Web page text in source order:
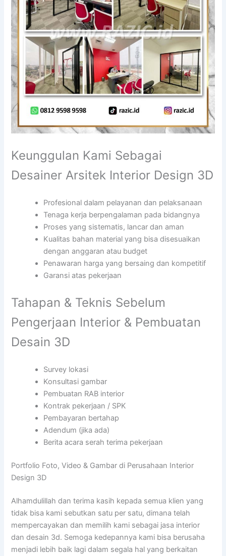
Keunggulan Kami Sebagai
Desainer Arsitek Interior Design 3D
Profesional dalam pelayanan dan pelaksanaan
Tenaga kerja berpengalaman pada bidangnya
Proses yang sistematis, lancar dan aman
Kualitas bahan material yang bisa disesuaikan
dengan anggaran atau budget
Penawaran harga yang bersaing dan kompetitif
Garansi atas pekerjaan
Tahapan & Teknis Sebelum
Pengerjaan Interior & Pembuatan
Desain 3D
Survey lokasi
Konsultasi gambar
Pembuatan RAB interior
Kontrak pekerjaan / SPK
Pembayaran bertahap
Adendum (jika ada)
Berita acara serah terima pekerjaan
Portfolio Foto, Video & Gambar di Perusahaan Interior
Design 3D
Alhamdulillah dan terima kasih kepada semua klien yang
tidak bisa kami sebutkan satu per satu, dimana telah
mempercayakan dan memilih kami sebagai jasa interior
dan desain 3d. Semoga kedepannya kami bisa berusaha
menjadi lebih baik lagi dalam segala hal yang berkaitan